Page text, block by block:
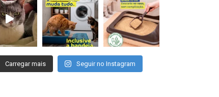
Carregar mais Seguir no Instagram